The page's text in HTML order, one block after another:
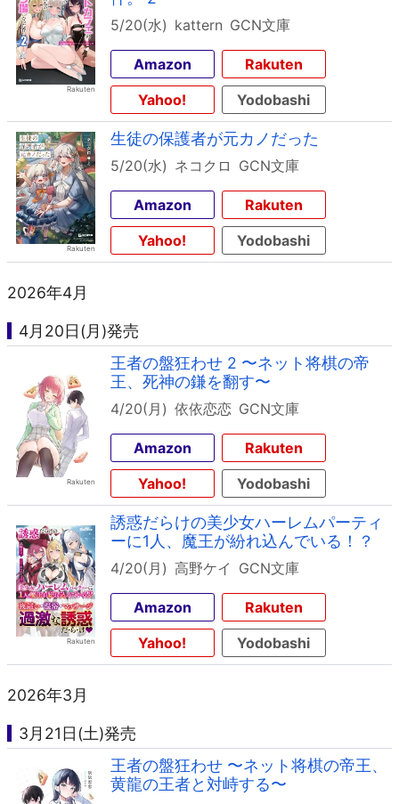
5/20(水) kattern GCN文庫
Amazon
Rakuten
Yahoo!
Yodobashi
生徒の保護者が元カノだった
5/20(水) ネコクロ GCN文庫
Amazon
Rakuten
Yahoo!
Yodobashi
2026年4月
4月20日(月)発売
王者の盤狂わせ 2 〜ネット将棋の帝
王、死神の鎌を翻す〜
4/20(月) 依依恋恋 GCN文庫
Amazon
Rakuten
Yahoo!
Yodobashi
誘惑だらけの美少女ハーレムパーティ
ーに1人、魔王が紛れ込んでいる！？
4/20(月) 高野ケイ GCN文庫
Amazon
Rakuten
Yahoo!
Yodobashi
2026年3月
3月21日(土)発売
王者の盤狂わせ 〜ネット将棋の帝王、
黄龍の王者と対峙する〜